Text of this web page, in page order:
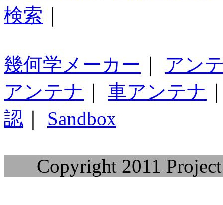
検索
幾何学メーカー
アン
アンテナ
車アンテナ
認
Sandbox
Copyright 2011